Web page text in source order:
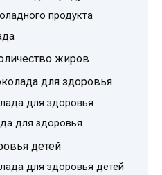
продукта
жиров
для здоровья
для здоровья
для здоровья
детей
для здоровья детей